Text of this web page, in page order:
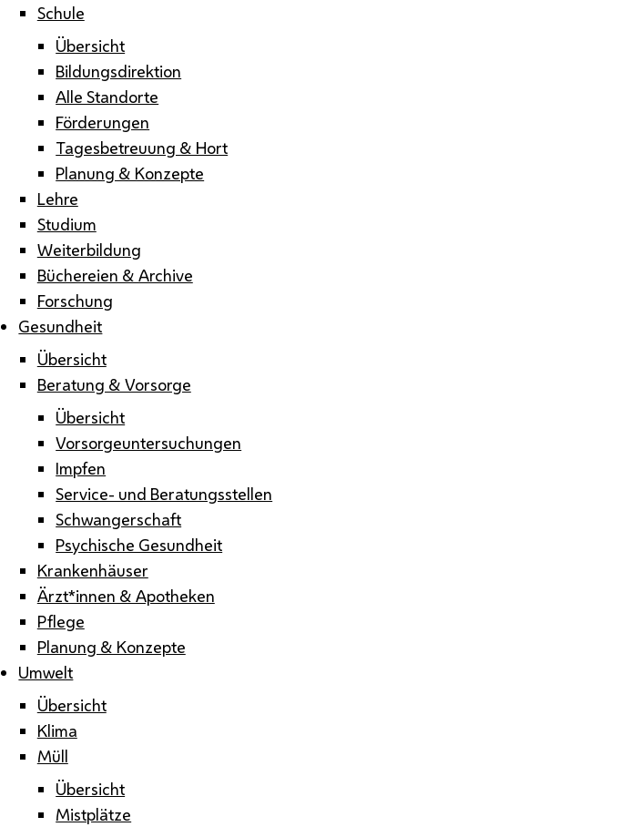
Schule
Übersicht
Bildungsdirektion
Alle Standorte
Förderungen
Tagesbetreuung & Hort
Planung & Konzepte
Lehre
Studium
Weiterbildung
Büchereien & Archive
Forschung
Gesundheit
Übersicht
Beratung & Vorsorge
Übersicht
Vorsorgeuntersuchungen
Impfen
Service- und Beratungsstellen
Schwangerschaft
Psychische Gesundheit
Krankenhäuser
Ärzt*innen & Apotheken
Pflege
Planung & Konzepte
Umwelt
Übersicht
Klima
Müll
Übersicht
Mistplätze